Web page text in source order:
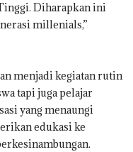
Diharapkan ini
millenials,”
menjadi kegiatan rutin
tapi juga pelajar
yang menaungi
edukasi ke